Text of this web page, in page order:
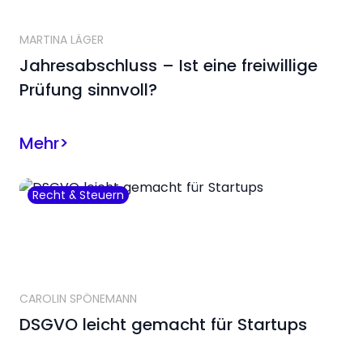
MARTINA LÄGER
Jahresabschluss – Ist eine freiwillige
Prüfung sinnvoll?
Mehr>
Recht & Steuern
CAROLIN SPÖNEMANN
DSGVO leicht gemacht für Startups